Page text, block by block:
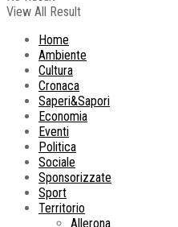
View All Result
Home
Ambiente
Cultura
Cronaca
Saperi&Sapori
Economia
Eventi
Politica
Sociale
Sponsorizzate
Sport
Territorio
Allerona